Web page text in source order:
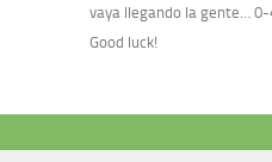
vaya llegando la gente… 0-
Good luck!